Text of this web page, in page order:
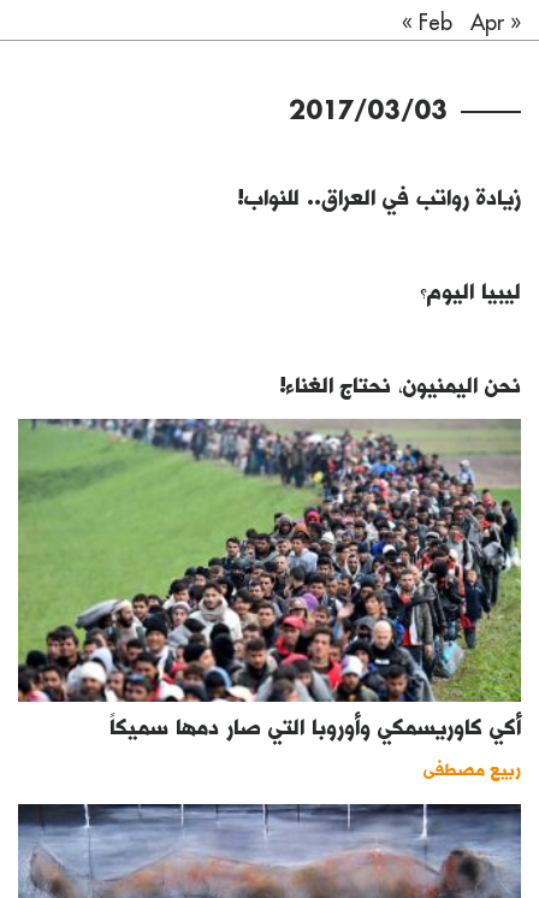
« Feb
Apr »
2017/03/03
زيادة رواتب في العراق.. للنواب!
ليبيا اليوم؟
نحن اليمنيون، نحتاج الغناء!
أكي كاوريسمكي وأوروبا التي صار دمها سميكاً
ربيع مصطفى